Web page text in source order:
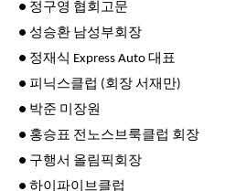
● 정구영 협회고문
● 성승환 남성부회장
● 정재식 Express Auto 대표
● 피닉스클럽 (회장 서재만)
● 박준 미장원
● 홍승표 전노스브룩클럽 회장
● 구행서 올림픽회장
● 하이파이브클럽